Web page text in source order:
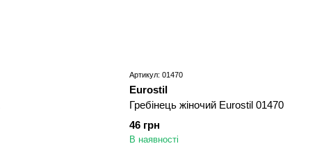
Артикул: 01470
Eurostil
Гребінець жіночий Eurostil 01470
46 грн
В наявності